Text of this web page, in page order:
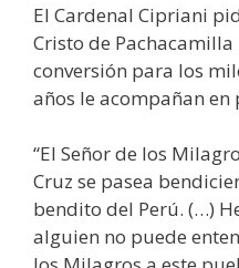
El Cardenal Cipriani
Cristo de
conversión para los
años le acompañan en
“El Señor de los
Cruz se pasea
bendito del Perú. (…)
alguien no puede